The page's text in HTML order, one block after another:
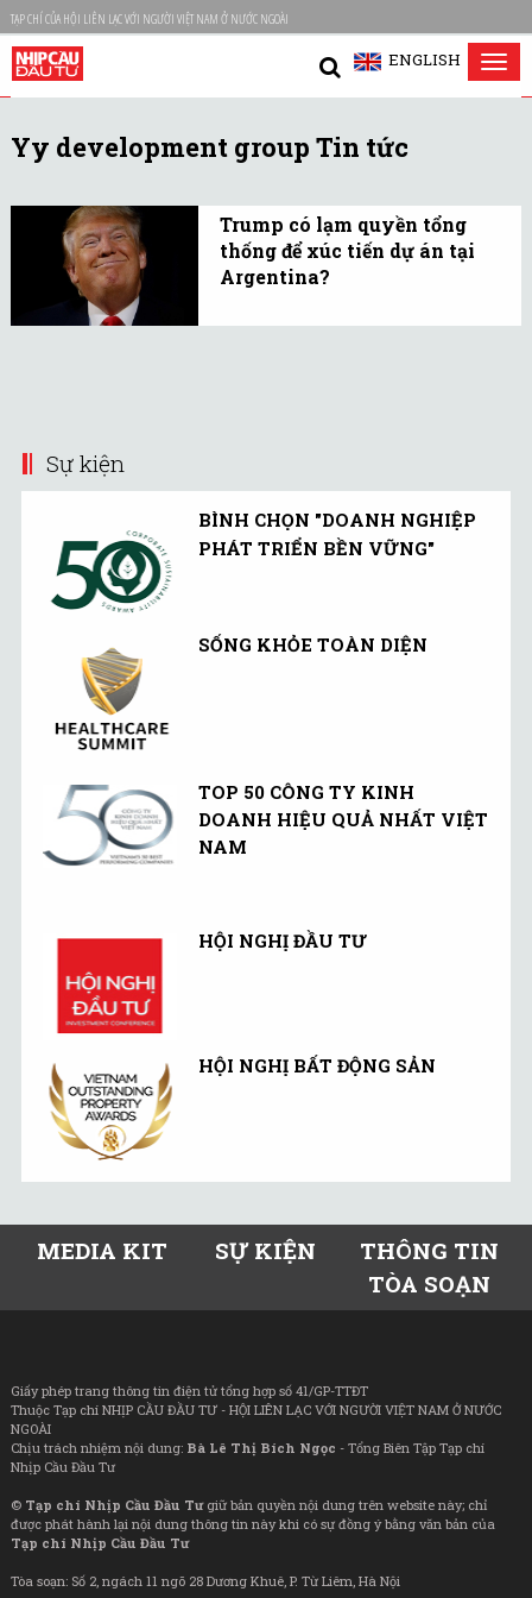
TẠP CHÍ CỦA HỘI LIÊN LẠC VỚI NGƯỜI VIỆT NAM Ở NƯỚC NGOÀI
ENGLISH
Yy development group Tin tức
Trump có lạm quyền tổng
thống để xúc tiến dự án tại
Argentina?
Sự kiện
BÌNH CHỌN "DOANH NGHIỆP
PHÁT TRIỂN BỀN VỮNG"
SỐNG KHỎE TOÀN DIỆN
TOP 50 CÔNG TY KINH
DOANH HIỆU QUẢ NHẤT VIỆT
NAM
HỘI NGHỊ ĐẦU TƯ
HỘI NGHỊ BẤT ĐỘNG SẢN
MEDIA KIT SỰ KIỆN
THÔNG TIN
TÒA SOẠN
Giấy phép trang thông tin điện tử tổng hợp số 41/GP-TTĐT
Thuộc Tạp chí NHỊP CẦU ĐẦU TƯ - HỘI LIÊN LẠC VỚI NGƯỜI VIỆT NAM Ở NƯỚC
NGOÀI
Chịu trách nhiệm nội dung: Bà Lê Thị Bích Ngọc - Tổng Biên Tập Tạp chí
Nhịp Cầu Đầu Tư
© Tạp chí Nhịp Cầu Đầu Tưgiữ bản quyền nội dung trên website này; chỉ
được phát hành lại nội dung thông tin này khi có sự đồng ý bằng văn bản của
Tạp chí Nhịp Cầu Đầu Tư
Tòa soạn: Số 2, ngách 11 ngõ 28 Dương Khuê, P. Từ Liêm, Hà Nội